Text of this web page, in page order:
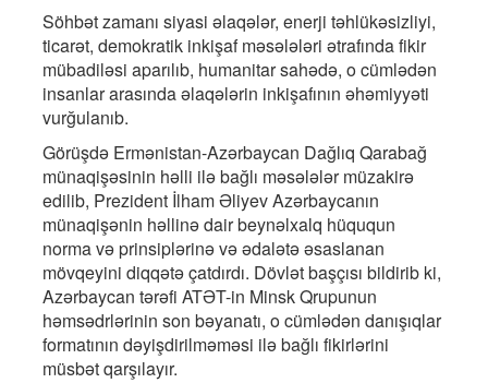
Söhbət zamanı siyasi əlaqələr, enerji təhlükəsizliyi,
ticarət, demokratik inkişaf məsələləri ətrafında fikir
mübadiləsi aparılıb, humanitar sahədə, o cümlədən
insanlar arasında əlaqələrin inkişafının əhəmiyyəti
vurğulanıb.
Görüşdə Ermənistan-Azərbaycan Dağlıq Qarabağ
münaqişəsinin həlli ilə bağlı məsələlər müzakirə
edilib, Prezident İlham Əliyev Azərbaycanın
münaqişənin həllinə dair beynəlxalq hüququn
norma və prinsiplərinə və ədalətə əsaslanan
mövqeyini diqqətə çatdırdı. Dövlət başçısı bildirib ki,
Azərbaycan tərəfi ATƏT-in Minsk Qrupunun
həmsədrlərinin son bəyanatı, o cümlədən danışıqlar
formatının dəyişdirilməməsi ilə bağlı fikirlərini
müsbət qarşılayır.